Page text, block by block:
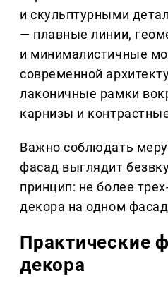
и скульптурными
— плавные линии,
и минималистичные
современной
лаконичные рамки
карнизы и
Важно соблюдать
фасад выглядит
принцип: не более
декора на одном
Практические
декора